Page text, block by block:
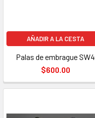
AÑADIR A LA CESTA
Palas de embrague SW4
$600.00